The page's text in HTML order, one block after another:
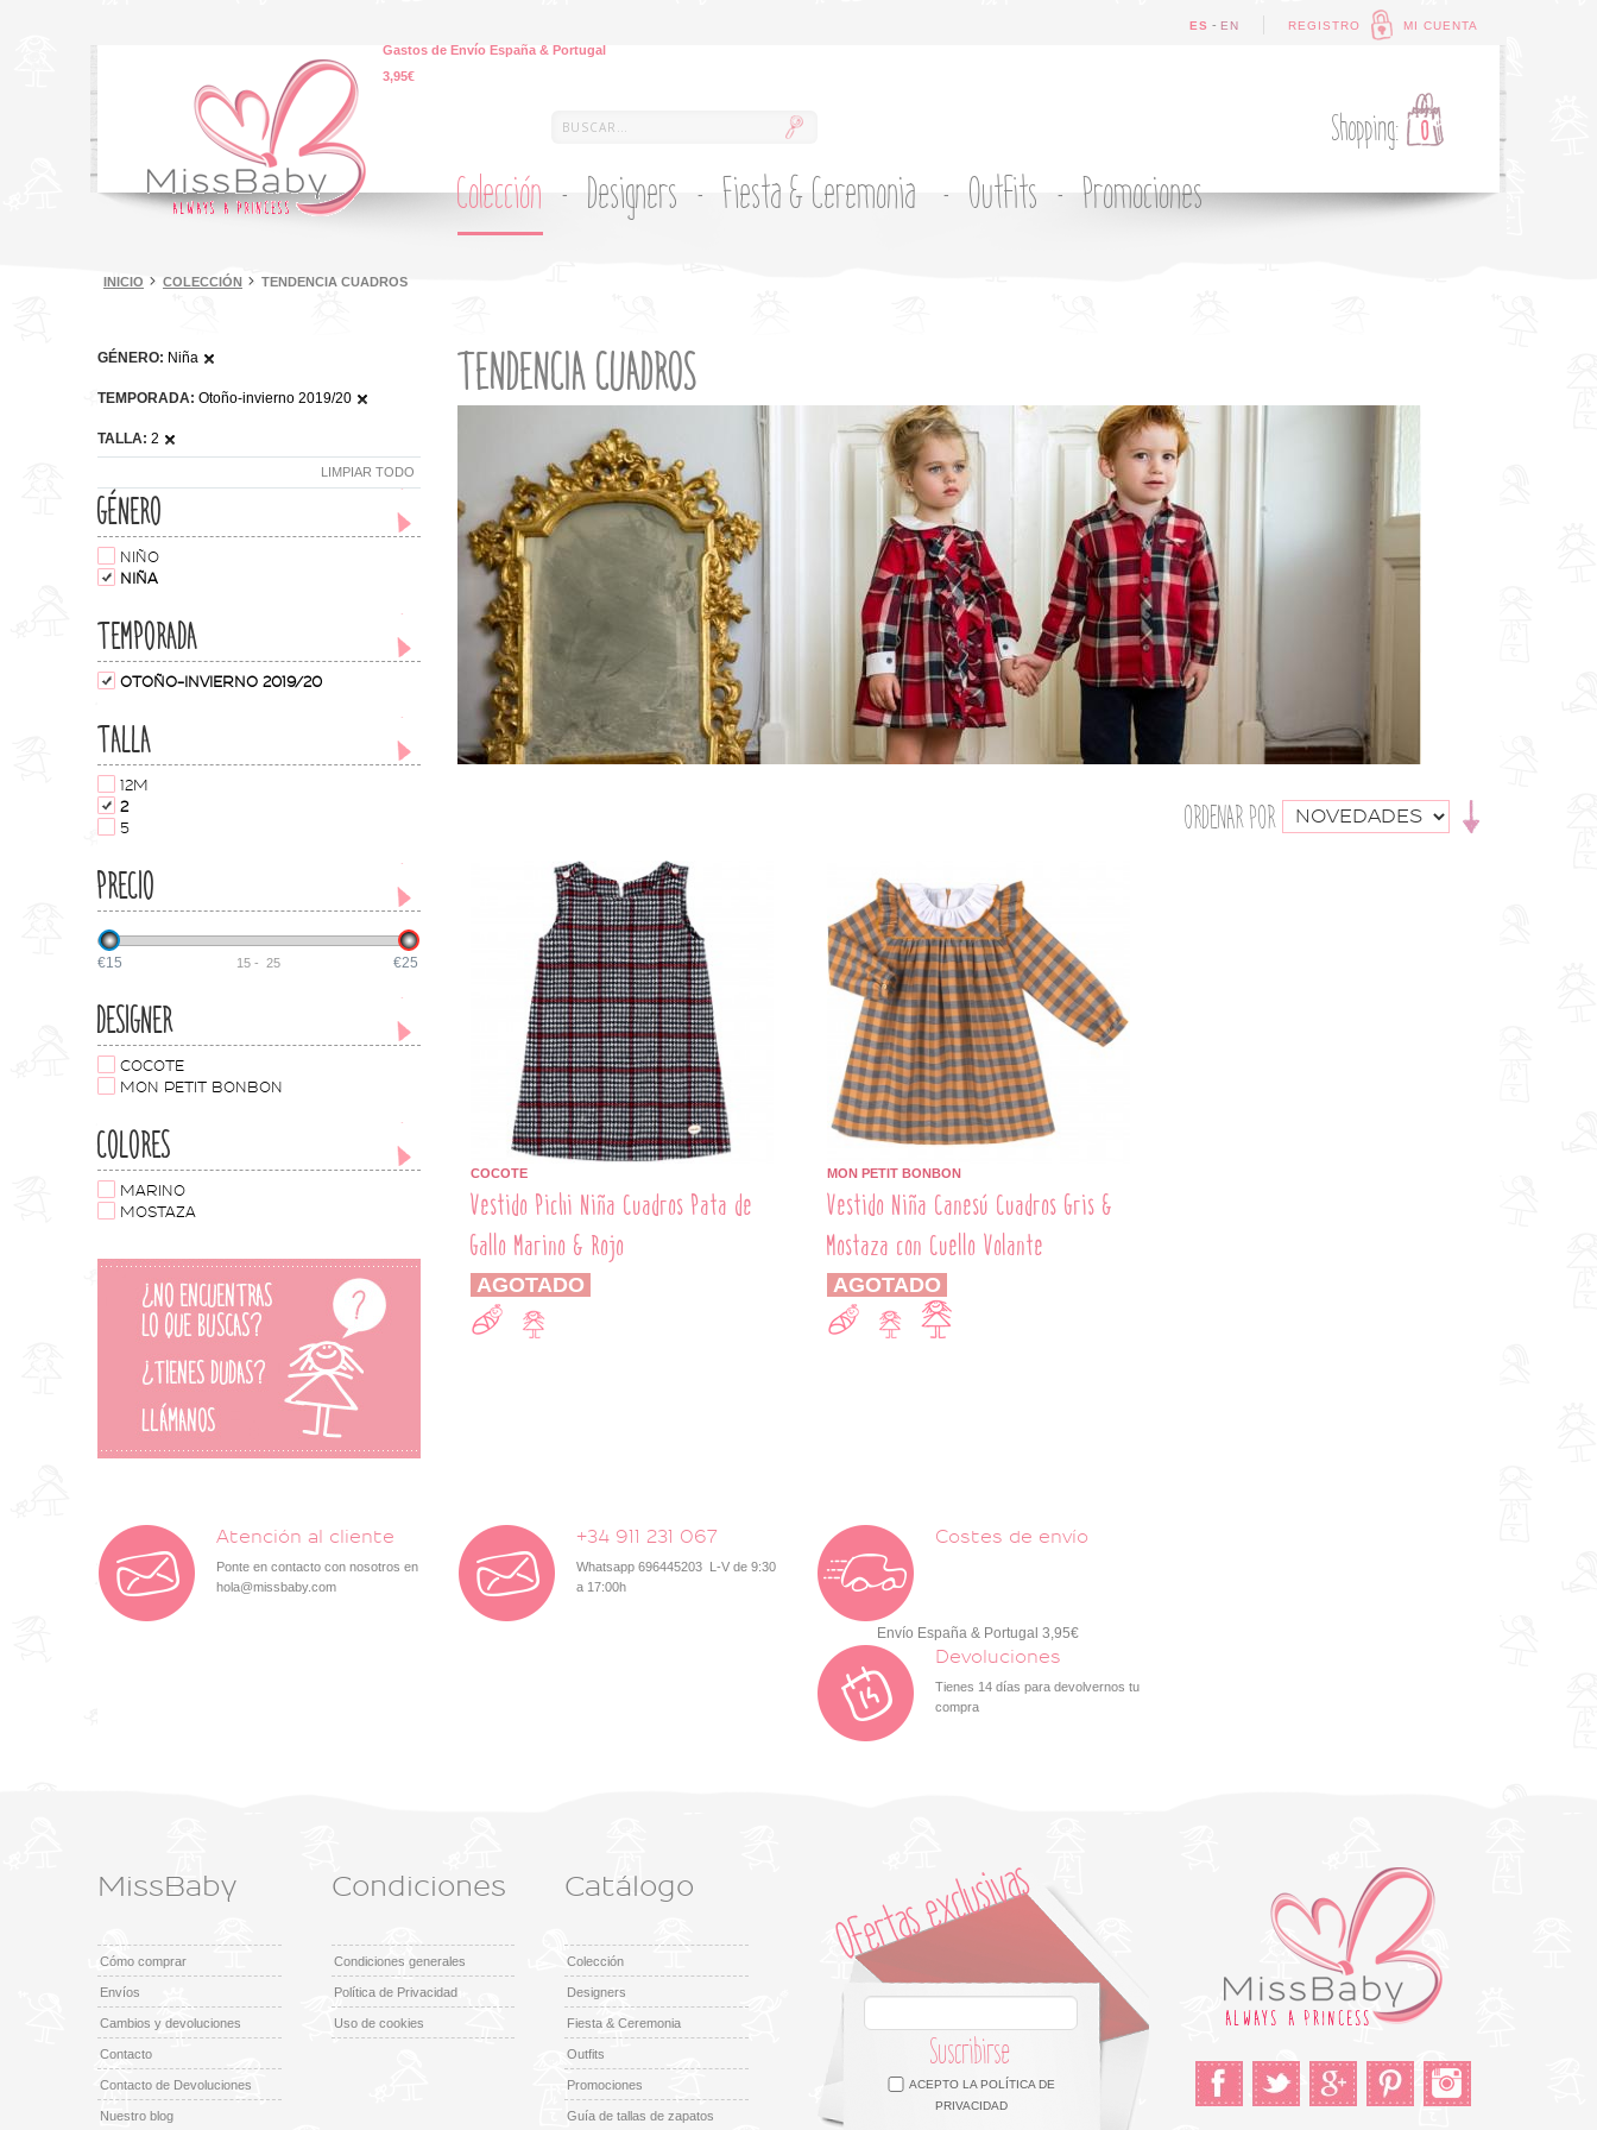
Gastos de Envío España & Portugal
3,95€
REGISTRO MI CUENTA
ES - EN
Shopping: 0
Colección Designers Fiesta & Ceremonia Outfits Promociones
INICIO COLECCIÓN TENDENCIA CUADROS
GÉNERO: Niña
TEMPORADA: Otoño-invierno 2019/20
TALLA: 2
LIMPIAR TODO
GÉNERO
NIÑO
NIÑA
TEMPORADA
OTOÑO-INVIERNO 2019/20
TALLA
12M
2
5
PRECIO
€15 €25
15- 25
DESIGNER
COCOTE
MON PETIT BONBON
COLORES
MARINO
MOSTAZA
TENDENCIA CUADROS
ORDENAR POR
COCOTE
Vestido Pichi Niña Cuadros Pata de
Gallo Marino & Rojo
AGOTADO
MON PETIT BONBON
Vestido Niña Canesú Cuadros Gris &
Mostaza con Cuello Volante
AGOTADO
Atención al cliente
Ponte en contacto con nosotros en
hola@missbaby.com
+34 911 231 067
Whatsapp 696445203 L-V de 9:30
a 17:00h
Costes de envío
Envío España & Portugal 3,95€
Devoluciones
Tienes 14 días para devolvernos tu
compra
MissBaby
Cómo comprar
Envíos
Cambios y devoluciones
Contacto
Contacto de Devoluciones
Nuestro blog
Condiciones
Condiciones generales
Política de Privacidad
Uso de cookies
Catálogo
Colección
Designers
Fiesta & Ceremonia
Outfits
Promociones
Guía de tallas de zapatos
Suscribirse
ACEPTO LAPOLÍTICA DE
PRIVACIDAD
Facebook Twitter Google +